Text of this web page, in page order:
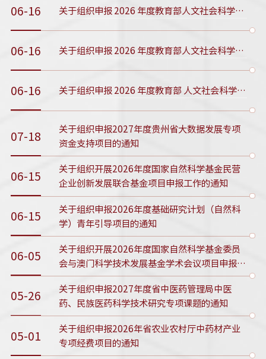
06-16 关于组织申报 2026 年度教育部人文社会科学研究中国特色社会主义理论体系研究专项的通知
06-16 关于组织申报 2026 年度教育部人文社会科学研究高校辅导员研究专项的通知
06-16 关于组织申报 2026 年度教育部 人文社会科学研究一般项目的通知
07-18
关于组织申报2027年度贵州省大数据发展专项
资金支持项目的通知
06-15
关于组织开展2026年度国家自然科学基金民营
企业创新发展联合基金项目申报工作的通知
06-15
关于组织申报2026年度基础研究计划（自然科
学）青年引导项目的通知
06-05
关于组织开展2026年度国家自然科学基金委员
会与澳门科学技术发展基金学术会议项目申报工
作的通知
05-26
关于组织申报2027年度省中医药管理局中医
药、民族医药科学技术研究专项课题的通知
05-01
关于组织申报2026年省农业农村厅中药材产业
专项经费项目的通知